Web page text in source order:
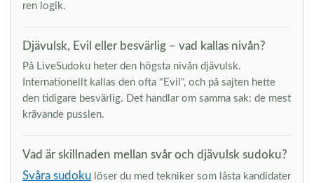
ren logik.
Djävulsk, Evil eller besvärlig – vad kallas nivån?
På LiveSudoku heter den högsta nivån djävulsk.
Internationellt kallas den ofta "Evil", och på sajten hette
den tidigare besvärlig. Det handlar om samma sak: de mest
krävande pusslen.
Vad är skillnaden mellan svår och djävulsk sudoku?
Svåra sudoku löser du med tekniker som låsta kandidater